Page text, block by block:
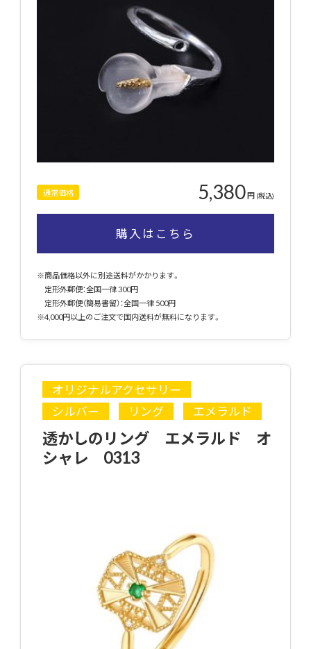
通常価格 5,380円 (税込)
購入はこちら
※商品価格以外に別途送料がかかります。
定形外郵便：全国一律 300円
定形外郵便（簡易書留）：全国一律 500円
※4,000円以上のご注文で国内送料が無料になります。
オリジナルアクセサリー
シルバー
リング エメラルド
透かしのリング エメラルド オ
シャレ 0313